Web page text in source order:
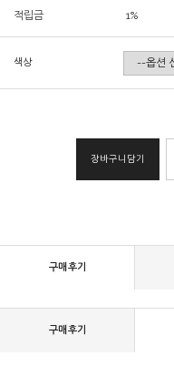
적립금 1%
색상
장바구니담기
구매후기
구매후기